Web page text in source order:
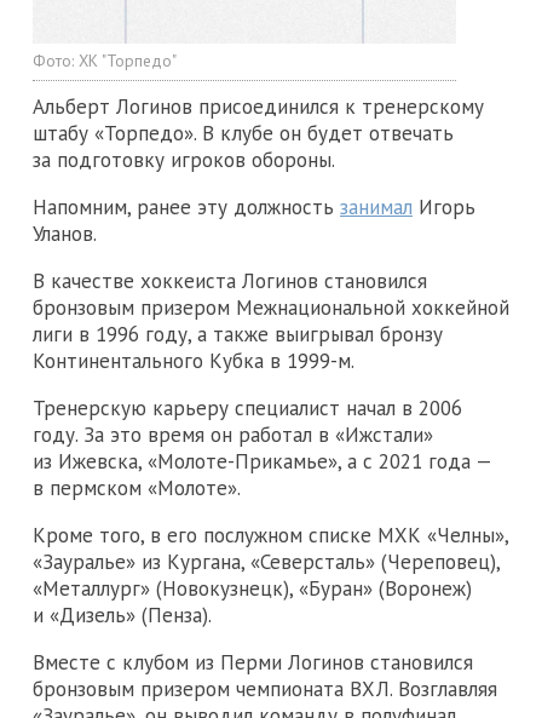
Фото: ХК "Торпедо"
Альберт Логинов присоединился к тренерскому
штабу «Торпедо». В клубе он будет отвечать
за подготовку игроков обороны.
Напомним, ранее эту должность занимал Игорь
Уланов.
В качестве хоккеиста Логинов становился
бронзовым призером Межнациональной хоккейной
лиги в 1996 году, а также выигрывал бронзу
Континентального Кубка в 1999-м.
Тренерскую карьеру специалист начал в 2006
году. За это время он работал в «Ижстали»
из Ижевска, «Молоте-Прикамье», а с 2021 года —
в пермском «Молоте».
Кроме того, в его послужном списке МХК «Челны»,
«Зауралье» из Кургана, «Северсталь» (Череповец),
«Металлург» (Новокузнецк), «Буран» (Воронеж)
и «Дизель» (Пенза).
Вместе с клубом из Перми Логинов становился
бронзовым призером чемпионата ВХЛ. Возглавляя